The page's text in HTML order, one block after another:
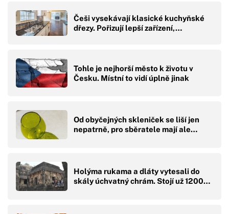
Češi vysekávají klasické kuchyňské
dřezy. Pořizují lepší zařízení,…
Tohle je nejhorší město k životu v
Česku. Místní to vidí úplně jinak
Od obyčejných skleniček se liší jen
nepatrně, pro sběratele mají ale…
Holýma rukama a dláty vytesali do
skály úchvatný chrám. Stojí už 1200…